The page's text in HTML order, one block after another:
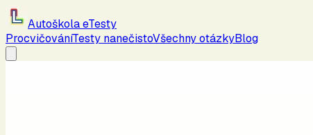
Autoškola eTesty
ProcvičováníTesty nanečistoVšechny otázkyBlog